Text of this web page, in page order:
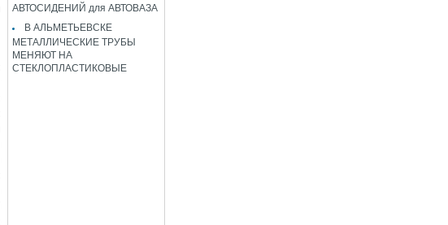
АВТОСИДЕНИЙ для АВТОВАЗА
В АЛЬМЕТЬЕВСКЕ
МЕТАЛЛИЧЕСКИЕ ТРУБЫ
МЕНЯЮТ НА
СТЕКЛОПЛАСТИКОВЫЕ